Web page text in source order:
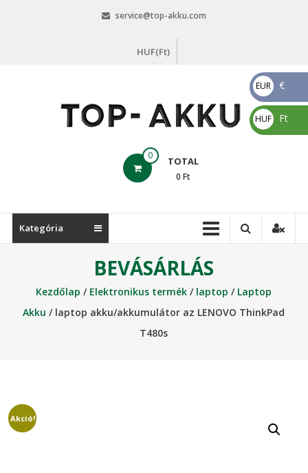
service@top-akku.com
HUF(Ft)
akku.com
0 TOTAL
0 Ft
Kategória
BEVÁSÁRLÁS
Kezdőlap / Elektronikus termék / laptop / Laptop
Akku / laptop akku/akkumulátor az LENOVO ThinkPad
T480s
Akció!
EUR
€
€
HUF
Ft
Ft